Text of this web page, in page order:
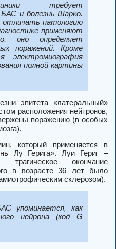
требует
и болезнь Шарко.
отличать патологию
применяют
оно определяет
поражений. Кроме
электромиография
полной картины
эпитета «латеральный»
расположения нейтронов,
поражению (в особых
который применяется в
Лу Герига». Луи Гериг –
трагическое окончание
в возрасте 36 лет было
склерозом).
упоминается, как
нейрона (код G